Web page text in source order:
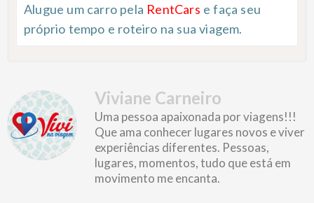
Alugue um carro pela RentCars e faça seu
próprio tempo e roteiro na sua viagem.
Viviane Carneiro
Uma pessoa apaixonada por viagens!!!
Que ama conhecer lugares novos e viver
experiências diferentes. Pessoas,
lugares, momentos, tudo que está em
movimento me encanta.